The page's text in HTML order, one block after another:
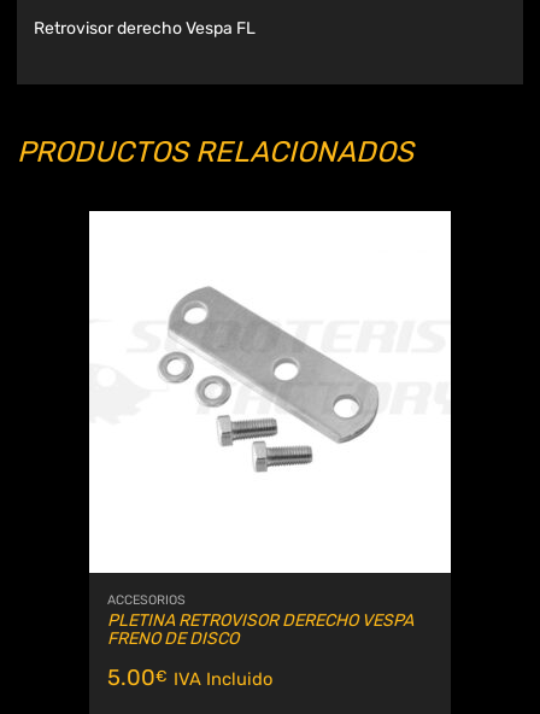
Retrovisor derecho Vespa FL
PRODUCTOS RELACIONADOS
ACCESORIOS
PLETINA RETROVISOR DERECHO VESPA
FRENO DE DISCO
5.00€ IVA Incluido